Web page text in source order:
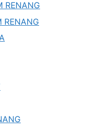
RENANG
RENANG